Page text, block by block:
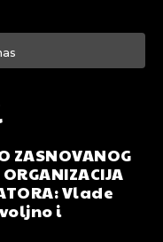
ZASNOVANOG
Vlade
i